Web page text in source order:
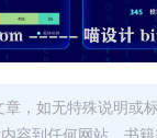
章，如无特殊说明或